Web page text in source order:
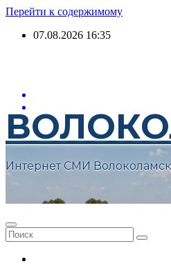
Перейти к содержимому
07.08.2026 16:35
Интернет СМИ